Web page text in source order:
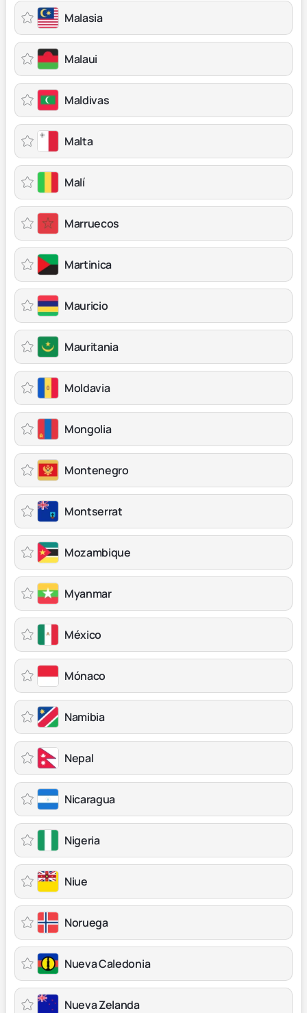
Malasia
Malaui
Maldivas
Malta
Malí
Marruecos
Martinica
Mauricio
Mauritania
Moldavia
Mongolia
Montenegro
Montserrat
Mozambique
Myanmar
México
Mónaco
Namibia
Nepal
Nicaragua
Nigeria
Niue
Noruega
Nueva Caledonia
Nueva Zelanda